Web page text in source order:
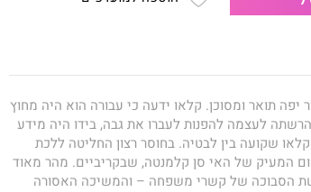
יפה תואר ומסוכן. קלאו ידעה כי עבורה הוא היה מחוץ
לעצמה להפנות לעברו את גבה, בידו היה מידע
שקועה בין לבטיה. בחוסר רצון החליטה ללכת
המעיק של האי סן קלמנטה, שבקריביים. מהר מאוד
הסבוכה של קשרי משפחה – והמשיכה האסורה